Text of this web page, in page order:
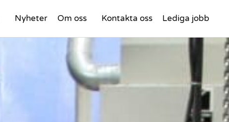
Nyheter Om oss Kontakta oss Lediga jobb